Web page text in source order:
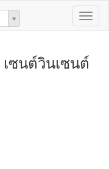
Toggle
เซนต์วินเซนต์